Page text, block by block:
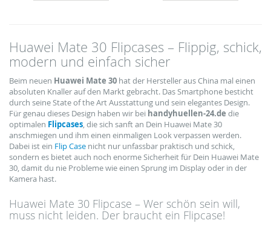
Huawei Mate 30 Flipcases – Flippig, schick,
modern und einfach sicher
Beim neuen Huawei Mate 30 hat der Hersteller aus China mal einen
absoluten Knaller auf den Markt gebracht. Das Smartphone besticht
durch seine State of the Art Ausstattung und sein elegantes Design.
Für genau dieses Design haben wir bei handyhuellen-24.de die
optimalen Flipcases, die sich sanft an Dein Huawei Mate 30
anschmiegen und ihm einen einmaligen Look verpassen werden.
Dabei ist ein Flip Case nicht nur unfassbar praktisch und schick,
sondern es bietet auch noch enorme Sicherheit für Dein Huawei Mate
30, damit du nie Probleme wie einen Sprung im Display oder in der
Kamera hast.
Huawei Mate 30 Flipcase – Wer schön sein will,
muss nicht leiden. Der braucht ein Flipcase!